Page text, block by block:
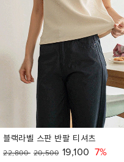
블랙라벨 스판 반팔 티셔츠
22,800 20,500 19,100 7%